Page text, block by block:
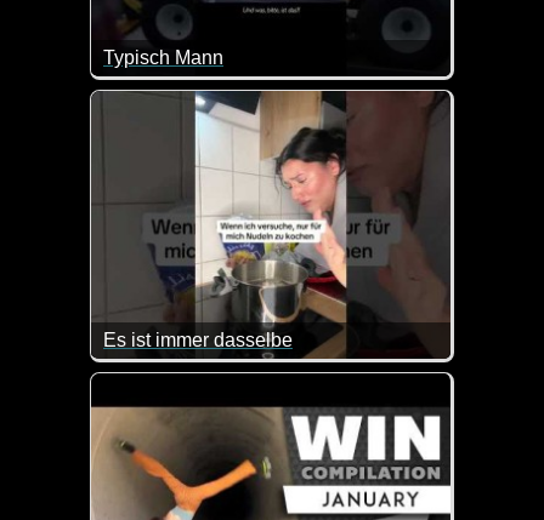
Typisch Mann
Es schaufelt zwar Schnee, aber eine
Es ist immer dasselbe
Das kennen wohl ziemlich viele Leute. Von